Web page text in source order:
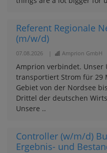
Referent Regionale
(m/w/d)
07.08.2026 Amprion GmbH
Amprion verbindet. Unser
transportiert Strom für 29
Gebiet von der Nordsee
Drittel der deutschen
Unsere ..
Controller (w/m/d)
Ergebnis- und